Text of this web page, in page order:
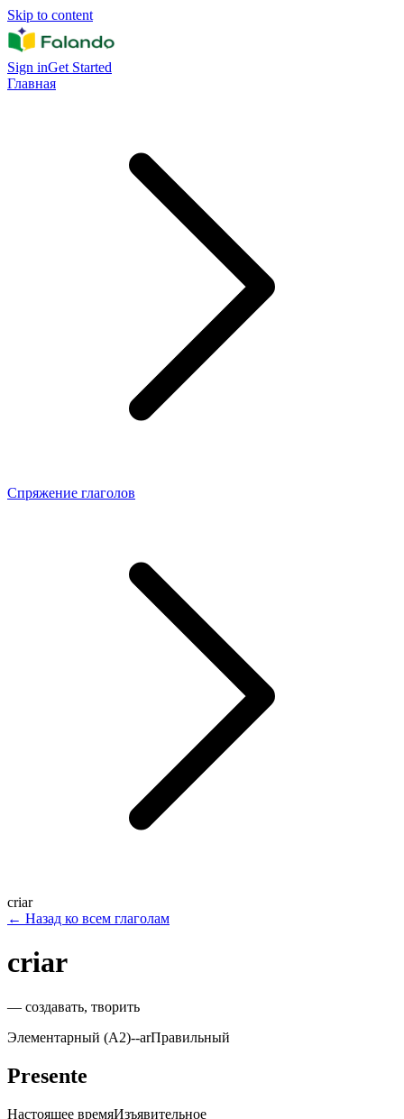
Skip to content
Sign inGet Started
Главная
Спряжение глаголов
criar
← Назад ко всем глаголам
criar
— создавать, творить
Элементарный (A2)--arПравильный
Presente
Настоящее времяИзъявительное